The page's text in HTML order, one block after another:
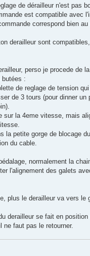
de dérailleur n'est pas
est compatible avec
correspond bien
derailleur sont
perso je procede de
butées :
de reglage de tension
de 3 tours (pour dinner un
sur la 4eme vitesse, mais
la petite gorge de blocage
du cable.
normalement la
l'alignement des galets
plus le derailleur va vers le
derailleur se fait en
ne faut pas le retourner.